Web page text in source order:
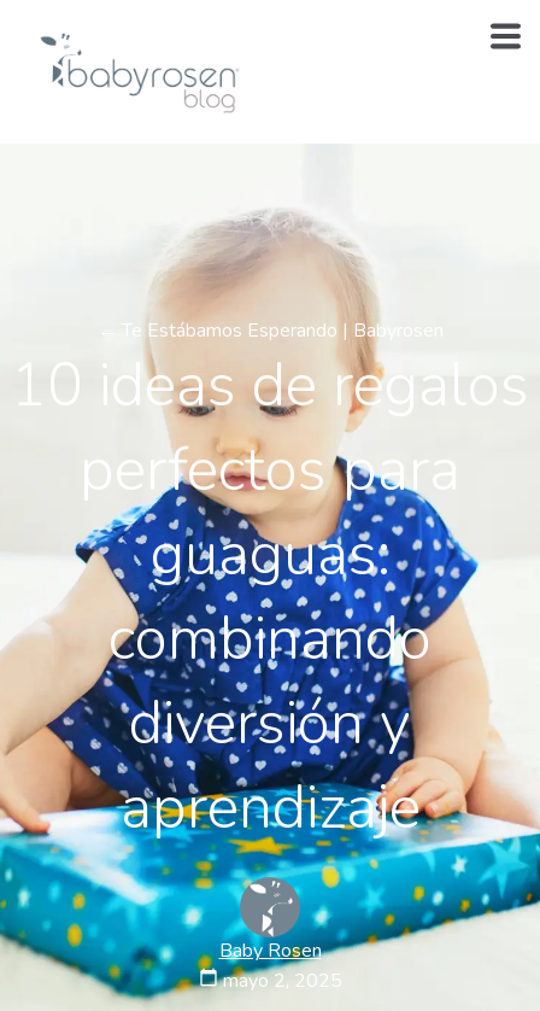
← Te Estábamos Esperando | Babyrosen
10 ideas de regalos
perfectos para
guaguas:
combinando
diversión y
aprendizaje
Baby Rosen
calendar_todaymayo 2, 2025